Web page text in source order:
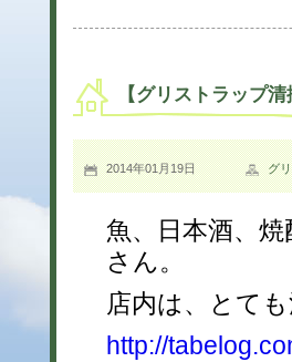
【グリストラップ
2014年01月19日 グ
魚、日本酒、
さん。
店内は、とて
http://